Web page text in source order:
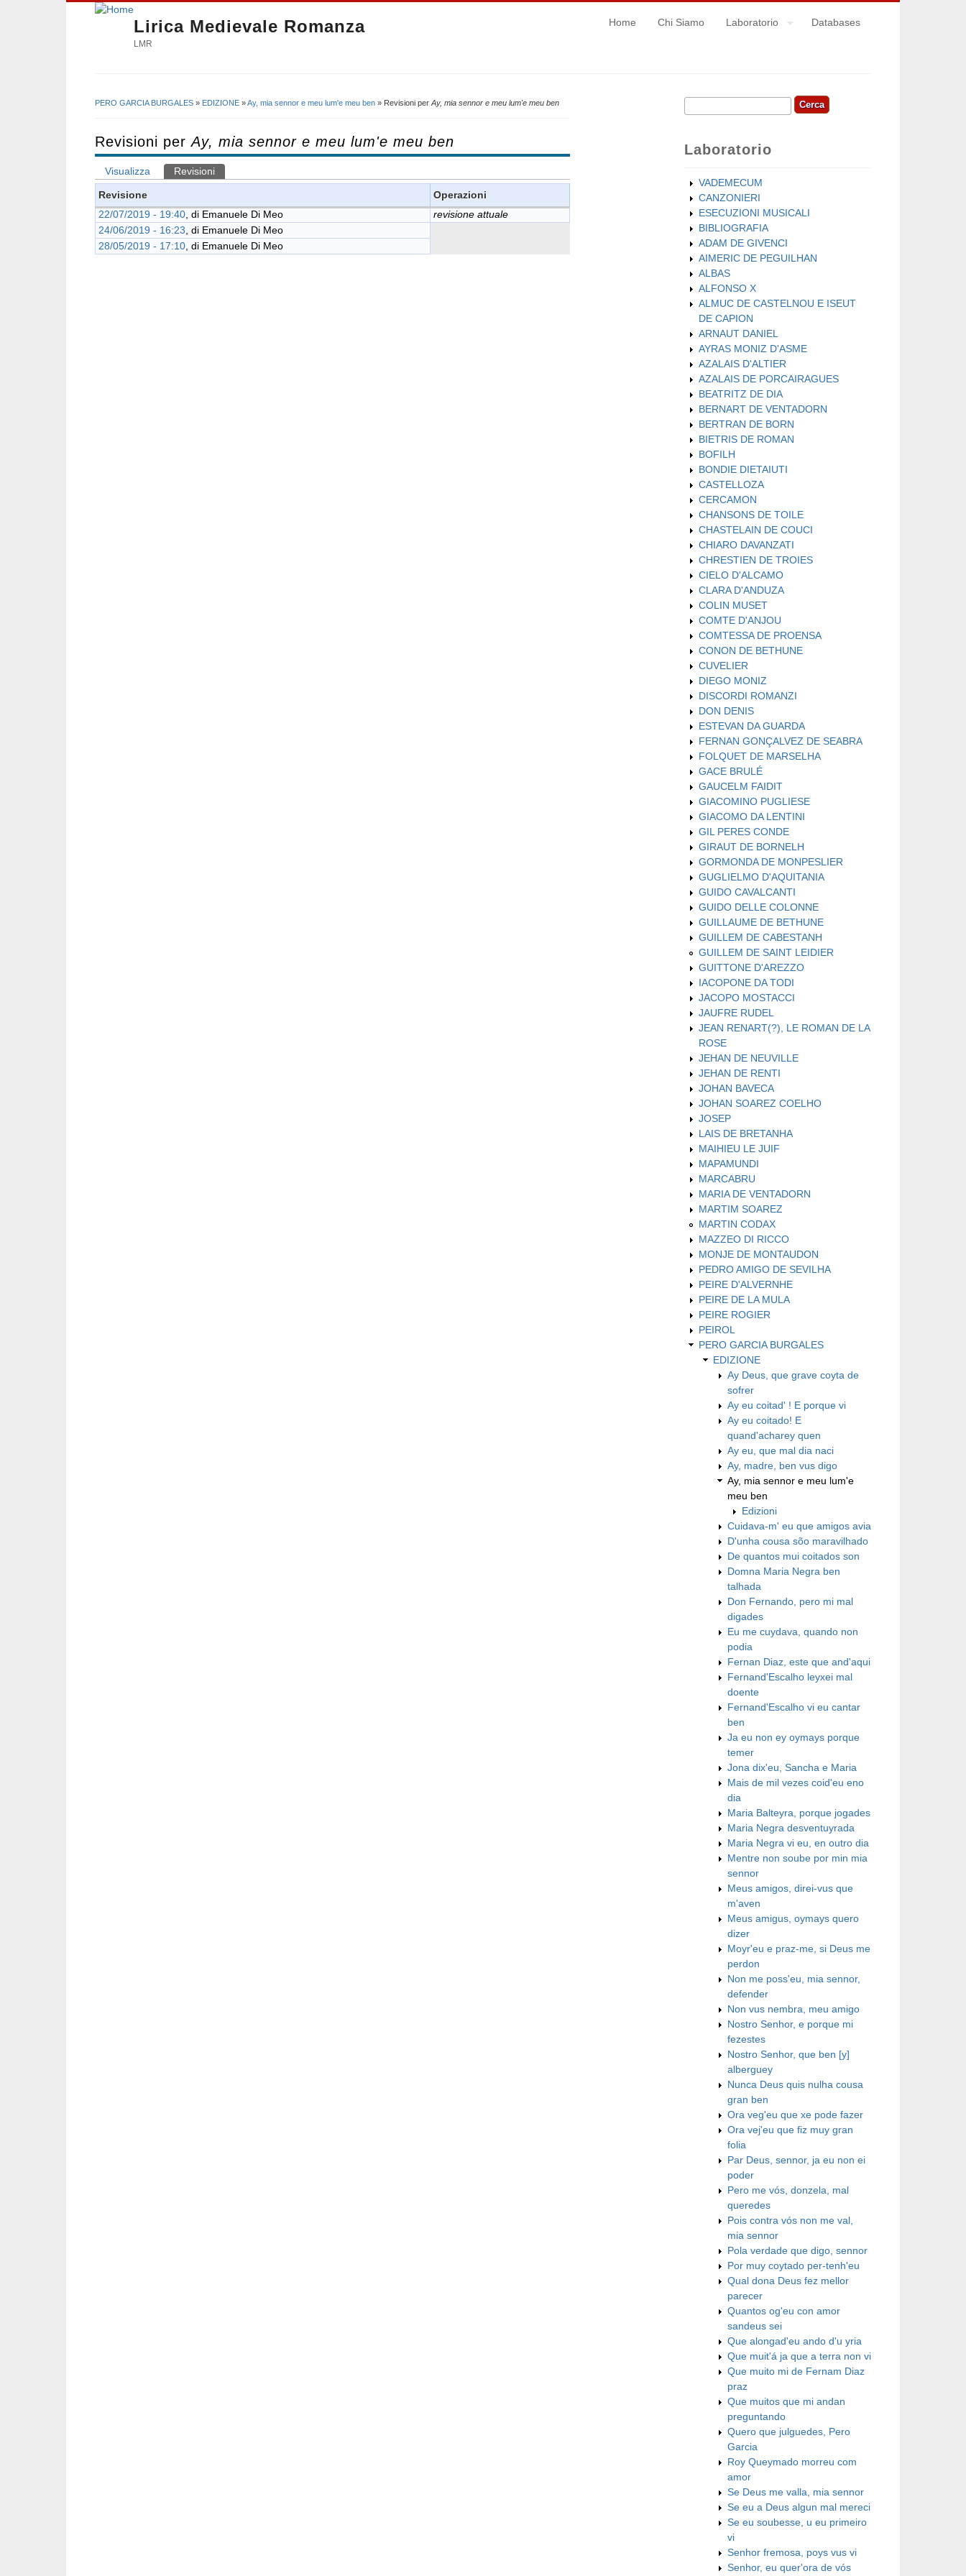
Lirica Medievale Romanza
LMR
Home Chi Siamo Laboratorio Databases
PERO GARCIA BURGALES » EDIZIONE »Ay, mia sennor e meu lum'e meu ben » Revisioni per Ay, mia sennor e meu lum'e meu ben
Revisioni perAy, mia sennor e meu lum'e meu ben
Schede primarie
Visualizza Revisioni
Revisione
Operazioni
22/07/2019 - 19:40 , di Emanuele Di Meo
revisione attuale
24/06/2019 - 16:23 , di Emanuele Di Meo
28/05/2019 - 17:10 , di Emanuele Di Meo
Form di ricerca
Cerca
Laboratorio
VADEMECUM
CANZONIERI
ESECUZIONI MUSICALI
BIBLIOGRAFIA
ADAM DE GIVENCI
AIMERIC DE PEGUILHAN
ALBAS
ALFONSO X
ALMUC DE CASTELNOU E ISEUT
DE CAPION
ARNAUT DANIEL
AYRAS MONIZ D'ASME
AZALAIS D'ALTIER
AZALAIS DE PORCAIRAGUES
BEATRITZ DE DIA
BERNART DE VENTADORN
BERTRAN DE BORN
BIETRIS DE ROMAN
BOFILH
BONDIE DIETAIUTI
CASTELLOZA
CERCAMON
CHANSONS DE TOILE
CHASTELAIN DE COUCI
CHIARO DAVANZATI
CHRESTIEN DE TROIES
CIELO D'ALCAMO
CLARA D'ANDUZA
COLIN MUSET
COMTE D'ANJOU
COMTESSA DE PROENSA
CONON DE BETHUNE
CUVELIER
DIEGO MONIZ
DISCORDI ROMANZI
DON DENIS
ESTEVAN DA GUARDA
FERNAN GONÇALVEZ DE SEABRA
FOLQUET DE MARSELHA
GACE BRULÉ
GAUCELM FAIDIT
GIACOMINO PUGLIESE
GIACOMO DA LENTINI
GIL PERES CONDE
GIRAUT DE BORNELH
GORMONDA DE MONPESLIER
GUGLIELMO D'AQUITANIA
GUIDO CAVALCANTI
GUIDO DELLE COLONNE
GUILLAUME DE BETHUNE
GUILLEM DE CABESTANH
GUILLEM DE SAINT LEIDIER
GUITTONE D'AREZZO
IACOPONE DA TODI
JACOPO MOSTACCI
JAUFRE RUDEL
JEAN RENART(?), LE ROMAN DE LA
ROSE
JEHAN DE NEUVILLE
JEHAN DE RENTI
JOHAN BAVECA
JOHAN SOAREZ COELHO
JOSEP
LAIS DE BRETANHA
MAIHIEU LE JUIF
MAPAMUNDI
MARCABRU
MARIA DE VENTADORN
MARTIM SOAREZ
MARTIN CODAX
MAZZEO DI RICCO
MONJE DE MONTAUDON
PEDRO AMIGO DE SEVILHA
PEIRE D'ALVERNHE
PEIRE DE LA MULA
PEIRE ROGIER
PEIROL
PERO GARCIA BURGALES
EDIZIONE
Ay Deus, que grave coyta de
sofrer
Ay eu coitad' ! E porque vi
Ay eu coitado! E
quand'acharey quen
Ay eu, que mal dia naci
Ay, madre, ben vus digo
Ay, mia sennor e meu lum'e
meu ben
Edizioni
Cuidava-m' eu que amigos avia
D'unha cousa sõo maravilhado
De quantos mui coitados son
Domna Maria Negra ben
talhada
Don Fernando, pero mi mal
digades
Eu me cuydava, quando non
podia
Fernan Diaz, este que and'aqui
Fernand'Escalho leyxei mal
doente
Fernand'Escalho vi eu cantar
ben
Ja eu non ey oymays porque
temer
Jona dix'eu, Sancha e Maria
Mais de mil vezes coid'eu eno
dia
Maria Balteyra, porque jogades
Maria Negra desventuyrada
Maria Negra vi eu, en outro dia
Mentre non soube por min mia
sennor
Meus amigos, direi-vus que
m'aven
Meus amigus, oymays quero
dizer
Moyr'eu e praz-me, si Deus me
perdon
Non me poss'eu, mia sennor,
defender
Non vus nembra, meu amigo
Nostro Senhor, e porque mi
fezestes
Nostro Senhor, que ben [y]
alberguey
Nunca Deus quis nulha cousa
gran ben
Ora veg'eu que xe pode fazer
Ora vej'eu que fiz muy gran
folia
Par Deus, sennor, ja eu non ei
poder
Pero me vós, donzela, mal
queredes
Pois contra vós non me val,
mia sennor
Pola verdade que digo, sennor
Por muy coytado per-tenh'eu
Qual dona Deus fez mellor
parecer
Quantos og'eu con amor
sandeus sei
Que alongad'eu ando d'u yria
Que muit'á ja que a terra non vi
Que muito mi de Fernam Diaz
praz
Que muitos que mi andan
preguntando
Quero que julguedes, Pero
Garcia
Roy Queymado morreu com
amor
Se Deus me valla, mia sennor
Se eu a Deus algun mal mereci
Se eu soubesse, u eu primeiro
vi
Senhor fremosa, poys vus vi
Senhor, eu quer'ora de vós